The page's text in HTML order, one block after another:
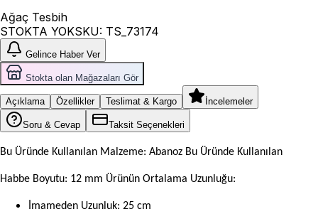
Ağaç Tesbih
STOKTA YOKSKU: TS_73174
Gelince Haber Ver
Stokta olan Mağazaları Gör
Açıklama Özellikler Teslimat & Kargo İncelemeler
Soru & Cevap Taksit Seçenekleri
Bu Üründe Kullanılan Malzeme: Abanoz Bu Üründe Kullanılan
Habbe Boyutu: 12 mm Ürünün Ortalama Uzunluğu:
İmameden Uzunluk: 25 cm